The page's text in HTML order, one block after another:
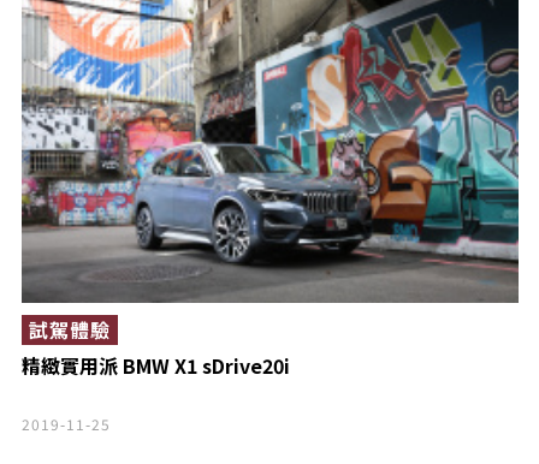
精緻實用派 BMW X1 sDrive20i
試駕體驗
2019-11-25